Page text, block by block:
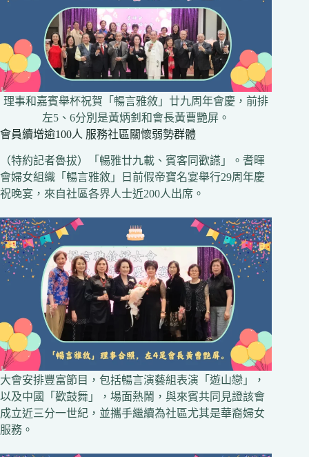
理事和嘉賓舉杯祝賀「暢言雅敘」廿九周年會慶，前排
左5、6分別是黃炳釗和會長黃曹艷屏。
會員續增逾100人 服務社區關懷弱勢群體
（特約記者魯拔）「暢雅廿九載、賓客同歡讌」。耆暉
會婦女組織「暢言雅敘」日前假帝寶名宴舉行29周年慶
祝晚宴，來自社區各界人士近200人出席。
大會安排豐富節目，包括暢言演藝組表演「遊山戀」，
以及中國「歡鼓舞」，場面熱鬧，與來賓共同見證該會
成立近三分一世紀，並攜手繼續為社區尤其是華裔婦女
服務。